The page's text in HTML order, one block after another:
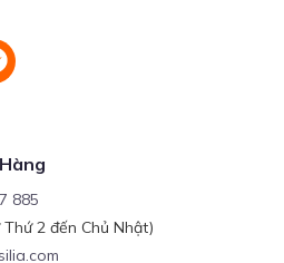
885
2 đến Chủ Nhật)